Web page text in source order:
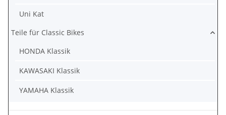
Uni Kat
Teile für Classic Bikes
HONDA Klassik
KAWASAKI Klassik
YAMAHA Klassik